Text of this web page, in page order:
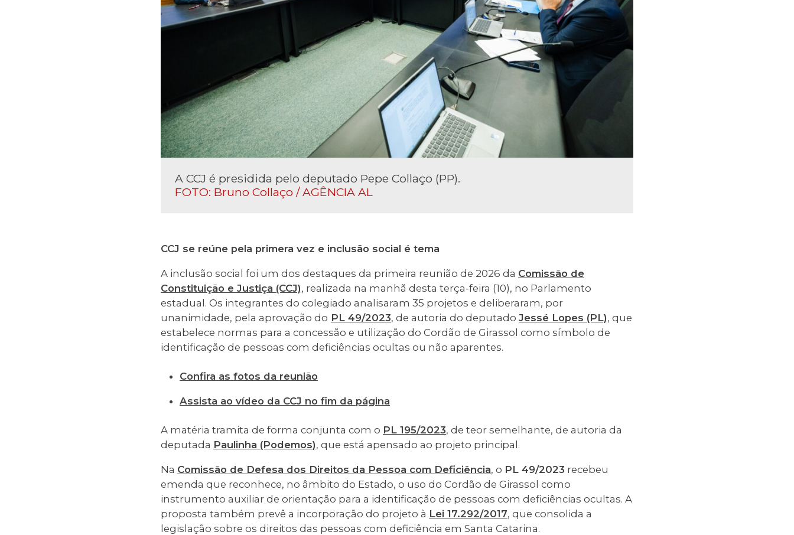
A CCJ é presidida pelo deputado Pepe Collaço (PP).
FOTO: Bruno Collaço / AGÊNCIA AL
CCJ se reúne pela primera vez e inclusão social é tema
A inclusão social foi um dos destaques da primeira reunião de 2026 da Comissão de
Constituição e Justiça (CCJ), realizada na manhã desta terça-feira (10), no Parlamento
estadual. Os integrantes do colegiado analisaram 35 projetos e deliberaram, por
unanimidade, pela aprovação do PL 49/2023, de autoria do deputado Jessé Lopes (PL), que
estabelece normas para a concessão e utilização do Cordão de Girassol como símbolo de
identificação de pessoas com deficiências ocultas ou não aparentes.
Confira as fotos da reunião
Assista ao vídeo da CCJ no fim da página
A matéria tramita de forma conjunta com o PL 195/2023, de teor semelhante, de autoria da
deputada Paulinha (Podemos), que está apensado ao projeto principal.
Na Comissão de Defesa dos Direitos da Pessoa com Deficiência, o PL 49/2023 recebeu
emenda que reconhece, no âmbito do Estado, o uso do Cordão de Girassol como
instrumento auxiliar de orientação para a identificação de pessoas com deficiências ocultas. A
proposta também prevê a incorporação do projeto à Lei 17.292/2017, que consolida a
legislação sobre os direitos das pessoas com deficiência em Santa Catarina.